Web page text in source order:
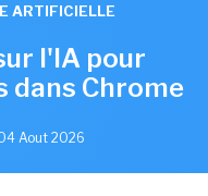
ARTIFICIELLE
l'IA pour
dans Chrome
Aout 2026